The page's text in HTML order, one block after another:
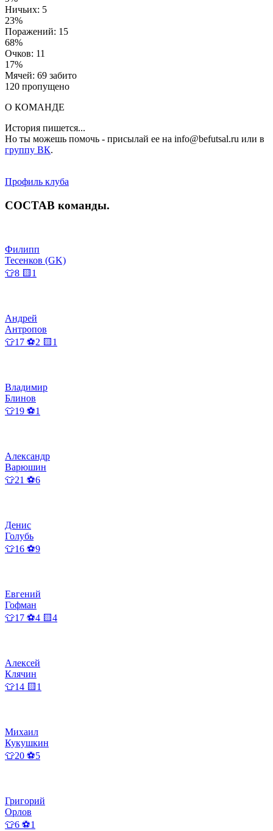
Ничьих: 5
23%
Поражений: 15
68%
Очков: 11
17%
Мячей: 69 забито
120 пропущено
О КОМАНДЕ
История пишется...
Но ты можешь помочь - присылай ее на info@befutsal.ru или в
группу ВК.
Профиль клуба
СОСТАВ команды.
Филипп
Тесенков (GK)
👕8 🟨1
Андрей
Антропов
👕17 ⚽2 🟨1
Владимир
Блинов
👕19 ⚽1
Александр
Варюшин
👕21 ⚽6
Денис
Голубь
👕16 ⚽9
Евгений
Гофман
👕17 ⚽4 🟨4
Алексей
Клячин
👕14 🟨1
Михаил
Кукушкин
👕20 ⚽5
Григорий
Орлов
👕6 ⚽1